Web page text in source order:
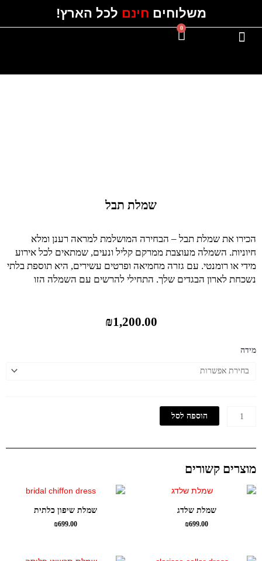
משלוחים חינם לכל הארץ!
0
עגלת
שמלת תבל
הכירו את שמלת תבל – הבחירה המושלמת למראה רענן ומלא
חיוניות. השמלה מעוצבת ממרקם קליל ונעים, שמתאים לכל אירוע
מידי או רומנטי. עם גזרה מחמיאה ופרטים עשירים, היא תוספת בלתי
נשכחת לארון הבגדים שלך. התחילי להרשים עם השמלה הזו
₪1,200.00
מידה
כמות
שמלת
הוספה לסל
מוצרים קשורים
שמלת שלדג
₪699.00
שמלת שיפון כלתית
₪699.00